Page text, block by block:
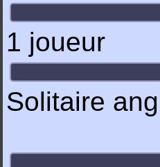
1 joueur
Solitaire